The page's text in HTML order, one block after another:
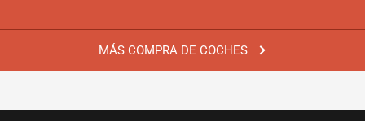
MÁS COMPRA DE COCHES